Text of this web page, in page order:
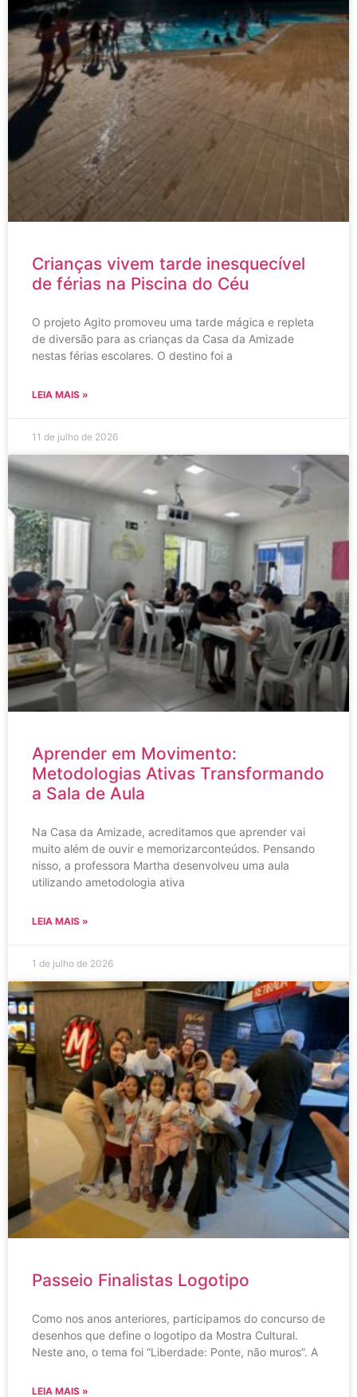
Crianças vivem tarde inesquecível
de férias na Piscina do Céu
O projeto Agito promoveu uma tarde mágica e repleta
de diversão para as crianças da Casa da Amizade
nestas férias escolares. O destino foi a
LEIA MAIS »
11 de julho de 2026
Aprender em Movimento:
Metodologias Ativas Transformando
a Sala de Aula
Na Casa da Amizade, acreditamos que aprender vai
muito além de ouvir e memorizarconteúdos. Pensando
nisso, a professora Martha desenvolveu uma aula
utilizando ametodologia ativa
LEIA MAIS »
1 de julho de 2026
Passeio Finalistas Logotipo
Como nos anos anteriores, participamos do concurso de
desenhos que define o logotipo da Mostra Cultural.
Neste ano, o tema foi “Liberdade: Ponte, não muros”. A
LEIA MAIS »